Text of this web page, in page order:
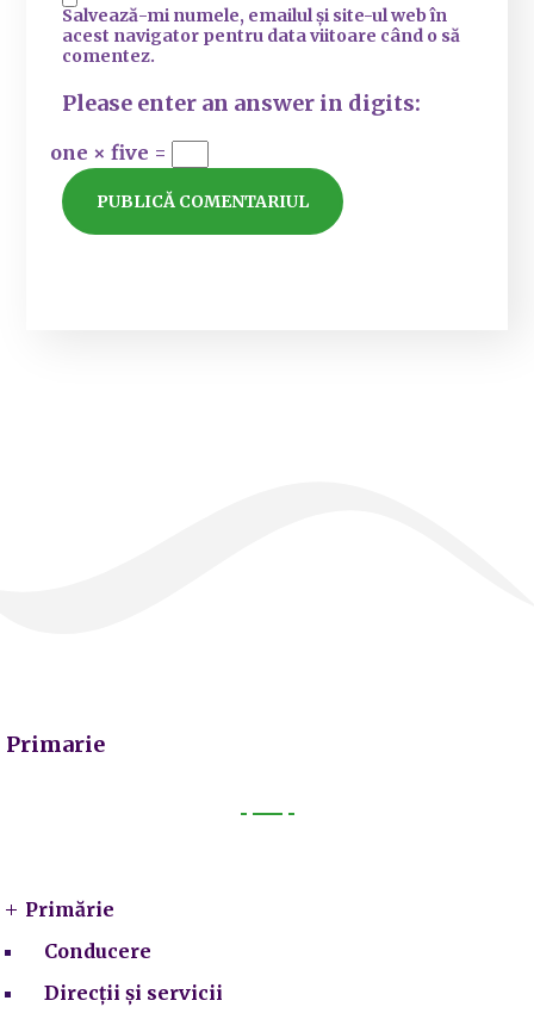
Salvează-mi numele, emailul și site-ul web în
acest navigator pentru data viitoare când o să
comentez.
Please enter an answer in digits:
one × five =
Primarie
Primărie
Conducere
Direcții și servicii